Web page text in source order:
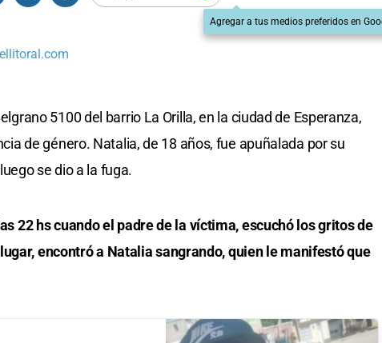
Agregar a tus medios preferidos en
5100 del barrio La Orilla, en la ciudad de Esperanza,
de género. Natalia, de 18 años, fue apuñalada por su
se dio a la fuga.
22 hs cuando el padre de la víctima, escuchó los gritos de
encontró a Natalia sangrando, quien le manifestó que